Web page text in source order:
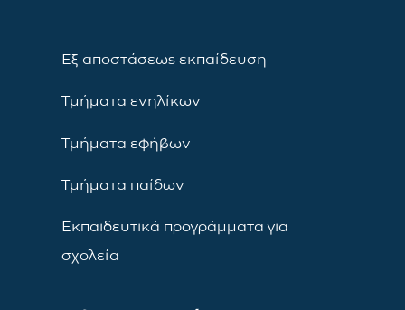
Εξ αποστάσεως εκπαίδευση
Τμήματα ενηλίκων
Τμήματα εφήβων
Τμήματα παίδων
Εκπαιδευτικά προγράμματα για
σχολεία